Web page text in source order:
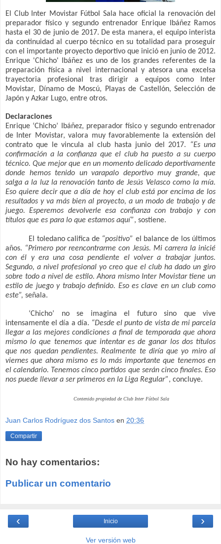
El Club Inter Movistar Fútbol Sala hace oficial la renovación del
preparador físico y segundo entrenador Enrique Ibáñez Ramos
hasta el 30 de junio de 2017. De esta manera, el equipo interista
da continuidad al cuerpo técnico en su totalidad para proseguir
con el importante proyecto deportivo que inició en junio de 2012.
Enrique 'Chicho' Ibáñez es uno de los grandes referentes de la
preparación física a nivel internacional y atesora una excelsa
trayectoria profesional tras dirigir a equipos como Inter
Movistar, Dínamo de Moscú, Playas de Castellón, Selección de
Japón y Azkar Lugo, entre otros.
Declaraciones
Enrique ‘Chicho’ Ibáñez, preparador físico y segundo entrenador
de Inter Movistar, valora muy favorablemente la extensión del
contrato que le vincula al club hasta junio del 2017.
“Es una
confirmación a la confianza que el club ha puesto a su cuerpo
técnico. Que mejor que en un momento delicado deportivamente
donde hemos tenido un varapalo deportivo muy grande, que
salga a la luz la renovación tanto de Jesús Velasco como la mía.
Eso quiere decir que a día de hoy el club está por encima de los
resultados y va más bien al proyecto, a un modo de trabajo y de
juego. Esperemos devolverle esa confianza con trabajo y con
títulos que es para lo que estamos aquí”, sostiene.
El toledano califica de “positivo” el balance de los últimos
años. “Primero por reencontrarme con Jesús. Mi carrera la inicié
con él y era una cosa pendiente el volver a trabajar juntos.
Segundo, a nivel profesional yo creo que el club ha dado un giro
sobre todo a nivel de estilo. Ahora mismo Inter Movistar tiene un
estilo de juego y trabajo definido. Eso es clave en un club como
este”, señala.
‘Chicho’ no se imagina el futuro sino que vive
intensamente el día a día. “Desde el punto de vista de mi parcela
llegar a las mejores condiciones a final de temporada que ahora
mismo lo que tenemos que intentar es de ganar los dos títulos
que nos quedan pendientes. Realmente te diría que yo miro al
viernes que ahora mismo es lo más importante que tenemos en
el calendario. Tenemos cinco partidos que serán cinco finales. Eso
nos puede llevar a ser primeros en la Liga Regular”, concluye.
Contenido propiedad de Club Inter Fútbol Sala
Juan Carlos Rodríguez dos Santos en 20:36
Compartir
No hay comentarios:
Publicar un comentario
‹ ›
Inicio
Ver versión web